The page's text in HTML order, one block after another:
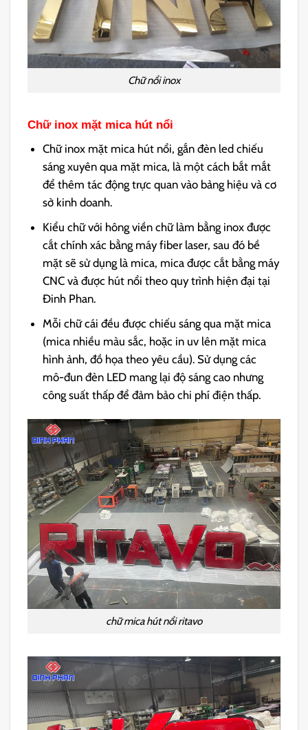
Chữ nổi inox
Chữ inox mặt mica hút nổi
Chữ inox mặt mica hút nổi, gắn đèn led chiếu
sáng xuyên qua mặt mica, là một cách bắt mắt
để thêm tác động trực quan vào bảng hiệu và cơ
sở kinh doanh.
Kiểu chữ với hông viền chữ làm bằng inox được
cắt chính xác bằng máy fiber laser, sau đó bề
mặt sẽ sử dụng là mica, mica được cắt bằng máy
CNC và được hút nổi theo quy trình hiện đại tại
Đinh Phan.
Mỗi chữ cái đều được chiếu sáng qua mặt mica
(mica nhiều màu sắc, hoặc in uv lên mặt mica
hình ảnh, đồ họa theo yêu cầu). Sử dụng các
mô-đun đèn LED mang lại độ sáng cao nhưng
công suất thấp để đảm bảo chi phí điện thấp.
chữ mica hút nổi ritavo